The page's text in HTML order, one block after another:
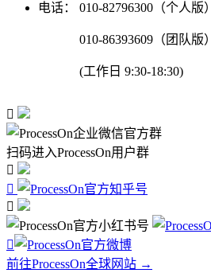
电话：
010-82796300（个人版）
010-86393609（团队版）
(工作日 9:30-18:30)

扫码进入ProcessOn用户群




前往ProcessOn全球网站 →